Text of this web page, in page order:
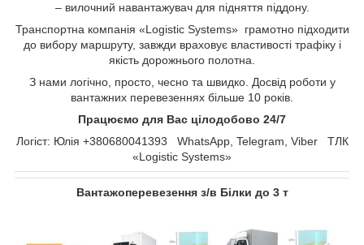
– вилочний навантажувач для підняття піддону.
Транспортна компанія «Logistic Systems» грамотно підходити
до вибору маршруту, завжди враховує властивості трафіку і
якість дорожнього полотна.
З нами логічно, просто, чесно та швидко. Досвід роботи у
вантажних перевезеннях більше 10 років.
Працюємо для Вас цілодобово 24/7
Логіст: Юлія +380680041393 WhatsApp, Telegram, Viber ТЛК
«Logistic Systems»
Вантажоперевезення з/в Білки до 3 т